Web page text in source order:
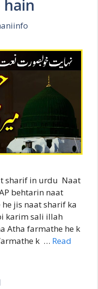
sharif in urdu Naat
behtarin naat
jis naat sharif ka
karim sali illah
Atha farmathe he k
k … Read